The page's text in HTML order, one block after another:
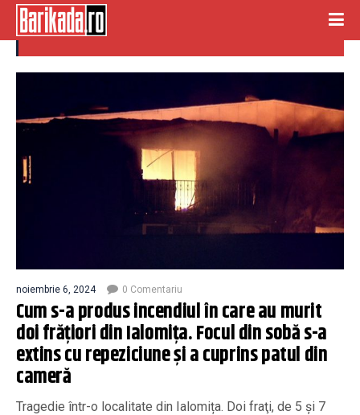
ialomita incendiu
noiembrie 6, 2024 0 Comentariu
Cum s-a produs incendiul în care au murit
doi frăţiori din Ialomiţa. Focul din sobă s-a
extins cu repeziciune şi a cuprins patul din
cameră
Tragedie într-o localitate din Ialomița. Doi fraţi, de 5 şi 7